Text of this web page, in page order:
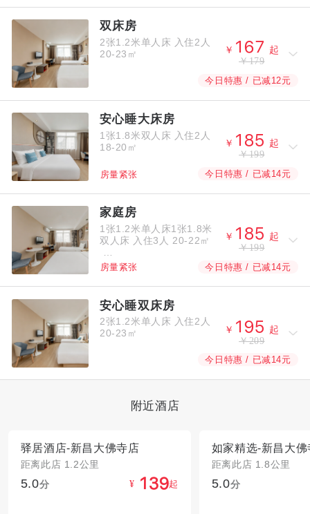
双床房
2张1.2米单人床 入住2人
20-23㎡
￥   
起
￥179
今日特惠 / 已减12元
安心睡大床房
1张1.8米双人床 入住2人
18-20㎡
￥  
起
￥199
房量紧张 今日特惠 / 已减14元
家庭房
1张1.2米单人床1张1.8米
双人床 入住3人 20-22㎡ ￥  
起
￥199
房量紧张 今日特惠 / 已减14元
安心睡双床房
2张1.2米单人床 入住2人
20-23㎡
￥ 
起
￥209
今日特惠 / 已减14元
附近酒店
驿居酒店-新昌大佛寺店
距离此店 1.2公里
5.0分 ¥  起
距离此店 1.8公里
5.0分